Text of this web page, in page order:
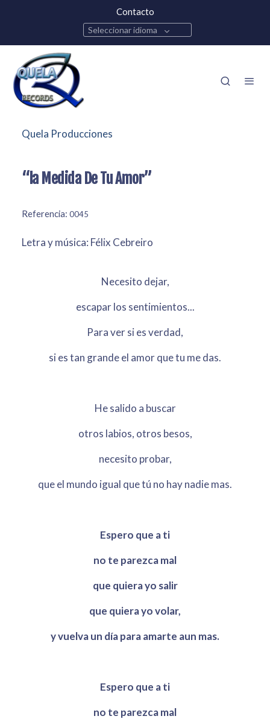
Contacto
Seleccionar idioma
Quela Producciones
“la Medida De Tu Amor”
Referencia: 0045
Letra y música: Félix Cebreiro
Necesito dejar,
escapar los sentimientos...
Para ver si es verdad,
si es tan grande el amor que tu me das.
He salido a buscar
otros labios, otros besos,
necesito probar,
que el mundo igual que tú no hay nadie mas.
Espero que a ti
no te parezca mal
que quiera yo salir
que quiera yo volar,
y vuelva un día para amarte aun mas.
Espero que a ti
no te parezca mal